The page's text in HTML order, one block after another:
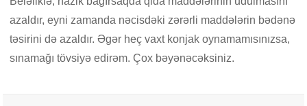
azaldır, eyni zamanda nəcisdəki zərərli maddələrin bədənə
təsirini də azaldır. Əgər heç vaxt konjak oynamamısınızsa,
sınamağı tövsiyə edirəm. Çox bəyənəcəksiniz.